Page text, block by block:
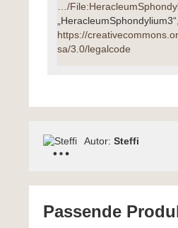
…/
„HeracleumSphondylium3“,
https://
sa/3.0/legalcode
Autor: Steffi
Passende